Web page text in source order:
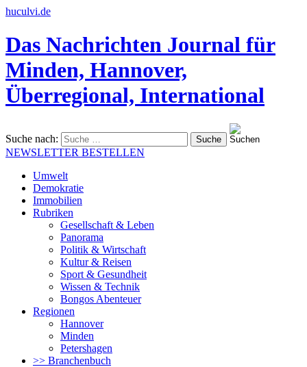
huculvi.de
Das Nachrichten Journal für
Minden, Hannover,
Überregional, International
Suche nach:
NEWSLETTER BESTELLEN
Umwelt
Demokratie
Immobilien
Rubriken
Gesellschaft & Leben
Panorama
Politik & Wirtschaft
Kultur & Reisen
Sport & Gesundheit
Wissen & Technik
Bongos Abenteuer
Regionen
Hannover
Minden
Petershagen
>> Branchenbuch